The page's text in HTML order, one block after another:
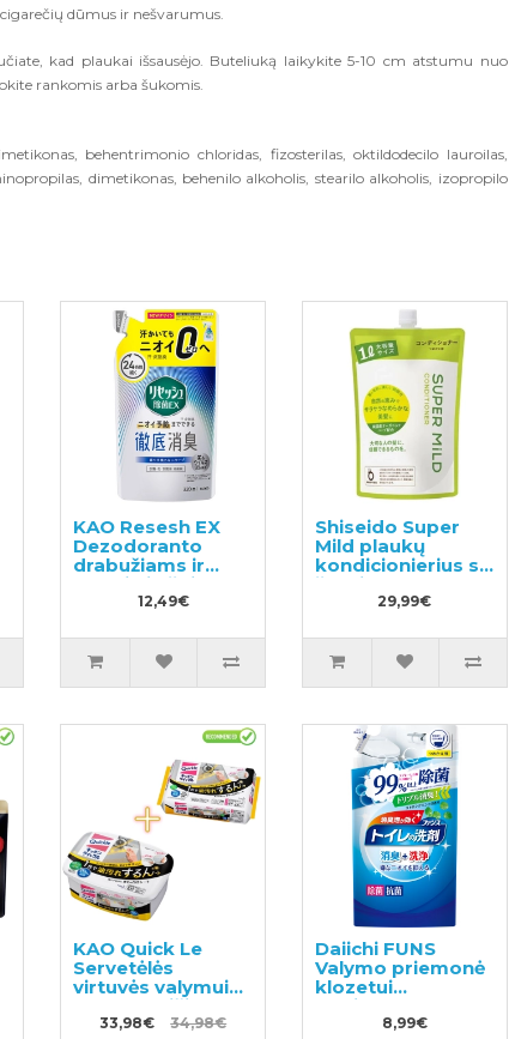
dūmus ir nešvarumus.
kad plaukai išsausėjo. Buteliuką laikykite 5-10 cm atstumu nuo
rankomis arba šukomis.
behentrimonio chloridas, fizosterilas, oktildodecilo lauroilas,
dimetikonas, behenilo alkoholis, stearilo alkoholis, izopropilo
KAO Resesh EX
Dezodoranto
drabužiams ir
tekstilei užpildas
12,49€
Shiseido Super
Mild plaukų
kondicionierius su
žolelių aromatu,
užpildas 1000ml
29,99€
KAO Quick Le
Servetėlės
virtuvės valymui
10vnt + keičiamas
blokas 24vnt
33,98€ 34,98€
Daiichi FUNS
Valymo priemonė
klozetui
papildymas
8,99€